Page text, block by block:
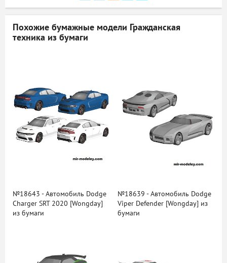
Похожие бумажные модели Гражданская
техника из бумаги
№18643 - Автомобиль Dodge
Charger SRT 2020 [Wongday]
из бумаги
№18639 - Автомобиль Dodge
Viper Defender [Wongday] из
бумаги